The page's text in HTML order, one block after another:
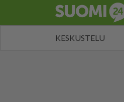
KESKUSTELU